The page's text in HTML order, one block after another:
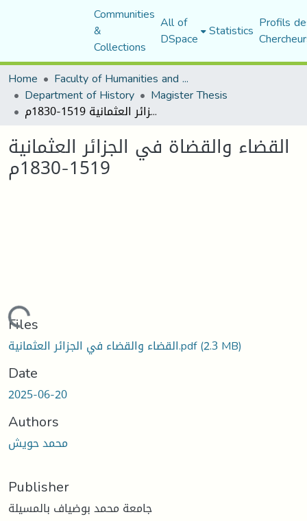
Communities
&
Collections
All of
DSpace Statistics Profils
Home
Faculty of Humanities and Social Sciences
Department of History Magister Thesis
القضاء والقضاة في الجزائر العثمانية 1519-1830م
القضاء والقضاة في الجزائر العثمانية
1519-1830م
Loading...
Files
القضاء والقضاء في الجزائر العثمانية.pdf(2.3 MB)
Date
2025-06-20
Authors
محمد حويش
Publisher
جامعة محمد بوضياف بالمسيلة